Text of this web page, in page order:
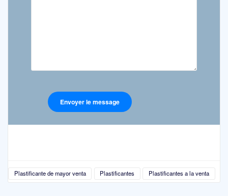
Plastificante de mayor venta Plastificantes Plastificantes a la venta